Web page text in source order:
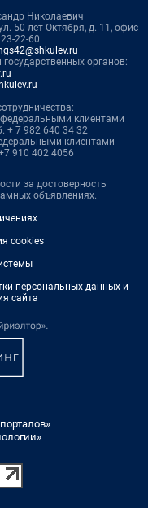
Николаевич
50 лет Октября, д. 11, офис
22-60
органов:
клиентами
+ 7 982 640 34 32
клиентами
910 402 4056
за достоверность
объявлениях.
cookies
персональных данных и
сайта